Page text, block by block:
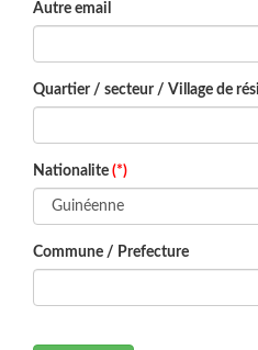
Autre email
Quartier / secteur / Village de
Nationalite (*)
Commune / Prefecture